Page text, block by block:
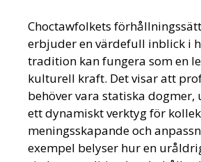
Choctawfolkets
erbjuder en värdefull inblick i
tradition kan fungera som en
kulturell kraft. Det visar att
behöver vara statiska dogmer,
ett dynamiskt verktyg för
meningsskapande och
exempel belyser hur en